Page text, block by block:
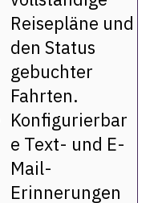
Reisepläne und
den Status
gebuchter
Fahrten.
Konfigurierbar
e Text- und E-
Mail-
Erinnerungen